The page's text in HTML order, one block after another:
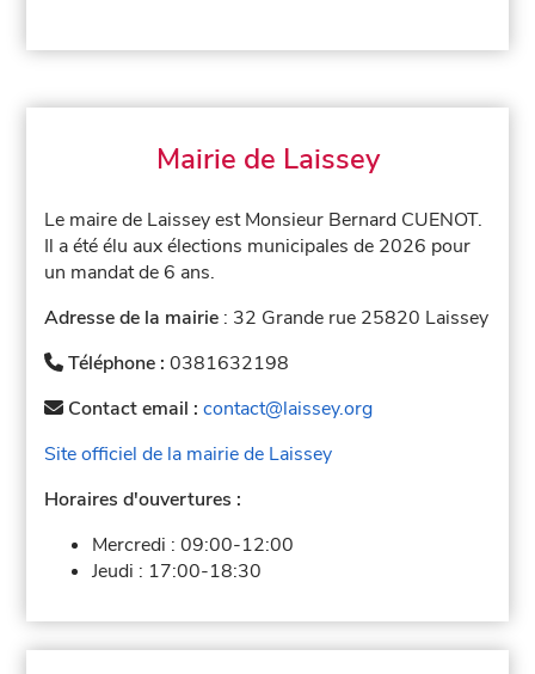
Mairie de Laissey
Le maire de Laissey est Monsieur Bernard CUENOT.
Il a été élu aux élections municipales de 2026 pour
un mandat de 6 ans.
Adresse de la mairie : 32 Grande rue 25820 Laissey
Téléphone :0381632198
Contact email :contact@laissey.org
Site officiel de la mairie de Laissey
Horaires d'ouvertures :
Mercredi :09:00-12:00
Jeudi : 17:00-18:30